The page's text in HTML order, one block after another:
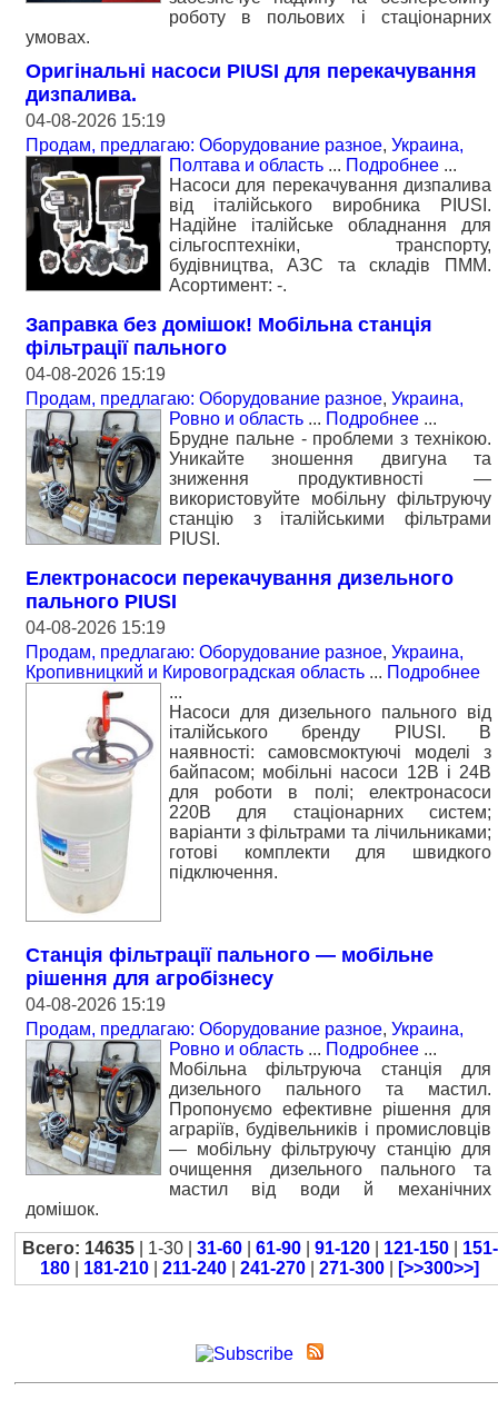
роботу в польових і стаціонарних
умовах.
Оригінальні насоси PIUSI для перекачування
дизпалива.
04-08-2026 15:19
Продам, предлагаю: Оборудование разное, Украина,
Полтава и область ... Подробнее ...
Насоси для перекачування дизпалива
від італійського виробника PIUSI.
Надійне італійське обладнання для
сільгосптехніки, транспорту,
будівництва, АЗС та складів ПММ.
Асортимент: -.
Заправка без домішок! Мобільна станція
фільтрації пального
04-08-2026 15:19
Продам, предлагаю: Оборудование разное, Украина,
Ровно и область ... Подробнее ...
Брудне пальне - проблеми з технікою.
Уникайте зношення двигуна та
зниження продуктивності —
використовуйте мобільну фільтруючу
станцію з італійськими фільтрами
PIUSI.
Електронасоси перекачування дизельного
пального PIUSI
04-08-2026 15:19
Продам, предлагаю: Оборудование разное, Украина,
Кропивницкий и Кировоградская область ... Подробнее
...
Насоси для дизельного пального від
італійського бренду PIUSI. В
наявності: самовсмоктуючі моделі з
байпасом; мобільні насоси 12В і 24В
для роботи в полі; електронасоси
220В для стаціонарних систем;
варіанти з фільтрами та лічильниками;
готові комплекти для швидкого
підключення.
Станція фільтрації пального — мобільне
рішення для агробізнесу
04-08-2026 15:19
Продам, предлагаю: Оборудование разное, Украина,
Ровно и область ... Подробнее ...
Мобільна фільтруюча станція для
дизельного пального та мастил.
Пропонуємо ефективне рішення для
аграріїв, будівельників і промисловців
— мобільну фільтруючу станцію для
очищення дизельного пального та
мастил від води й механічних
домішок.
Всего: 14635| 1-30 | 31-60| 61-90| 91-120| 121-150| 151-
180
181-210 211-240 241-270 271-300 [>>300>>]